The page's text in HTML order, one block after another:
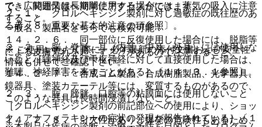
で、広範囲又は長期間使用する場合には、蒸気の吸入に注意
すること。
１４．２．６． 同一部位に反復使用した場合には、脱脂等
による皮膚荒れを起こすことがあるので注意すること。
１４．２．７． 合成ゴム製品、合成樹脂製品、光学器具、
鏡器具、塗装カテーテル等には、変質するものがあるので、
このような器具は長時間浸漬しないこと。
１４．２．８． 引火性があり、爆発の危険性もあるため、
２．１． クロルヘキシジン製剤に対し過敏症の既往歴のあ
る者〔８．重要な基本的注意の項参照〕。
２．２． 脳、脊髄、耳（内耳、中耳、外耳）には使用しな
いこと［聴神経及び中枢神経に対して直接使用した場合は、
難聴、神経障害を来すことがある］〔１４．３．１参照〕。
２．３． 腟、膀胱、口腔等の粘膜面には使用しないこと
［クロルヘキシジン製剤の前記部位への使用により、ショッ
ク、アナフィラキシーの症状の発現が報告されている］〔１
でき、関連情報へ簡単にアクセスができます。
一般名、製品名どちらでも検索可能！
※ ご使用いただく際に、必ず最新の添付文書および安全性
情報も併せてご確認下さい。